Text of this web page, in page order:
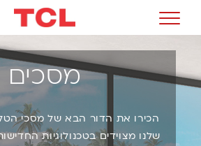
מסכים
הכירו את הדור הבא של מסכי
שלנו מצוידים בטכנולוגיות